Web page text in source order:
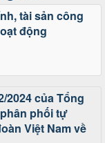
tài sản công
động
2024 của Tổng
phối tự
Việt Nam về